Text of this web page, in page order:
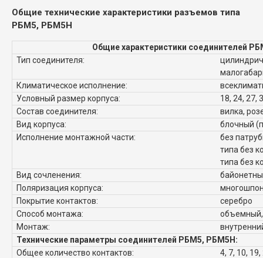
Общие технические характеристики разъемов типа
РБМ5, РБМ5Н
Общие характеристики соединителей
Тип соединителя:
Климатическое исполнение:
Условный размер корпуса:
18, 24, 27,
Состав соединителя:
вилка,
Вид корпуса:
блочный
Исполнение монтажной части:
без
типа без
типа без
Вид сочленения:
Поляризация корпуса:
Покрытие контактов:
серебро
Способ монтажа:
Монтаж:
Технические параметры соединителей РБМ5, РБМ5Н:
Общее количество контактов:
4, 7, 10,